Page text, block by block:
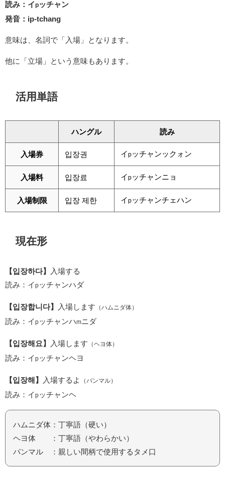
読み：イpッチャン
発音：ip-tchang
意味は、名詞で「入場」となります。
他に「立場」という意味もあります。
活用単語
ハングル 読み
入場券 입장권 イpッチャンックォン
入場料 입장료 イpッチャンニョ
入場制限 입장 제한 イpッチャンチェハン
現在形
【입장하다】
入場する
読み：イpッチャンハダ
【입장합니다】 入場します （ハムニダ体）
読み：イpッチャンハmニダ
【입장해요】 入場します （ヘヨ体）
読み：イpッチャンヘヨ
【입장해】 入場するよ （パンマル）
読み：イpッチャンヘ
ハムニダ体：丁寧語（硬い）
ヘヨ体 ：丁寧語（やわらかい）
パンマル ：親しい間柄で使用するタメ口